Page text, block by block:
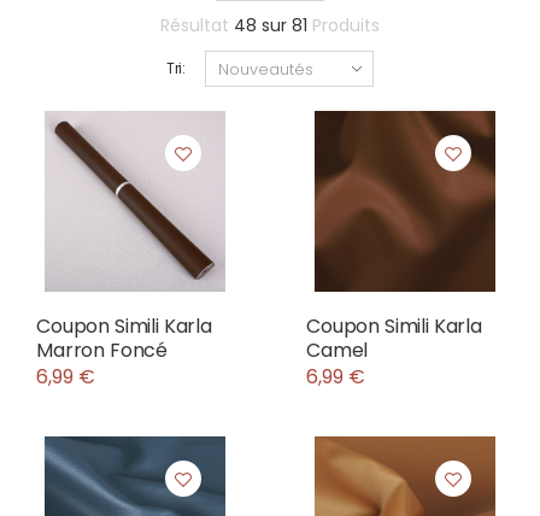
Résultat 48 sur 81 Produits
Tri:
Coupon Simili Karla
Marron Foncé
6,99 €
Coupon Simili Karla
Camel
6,99 €